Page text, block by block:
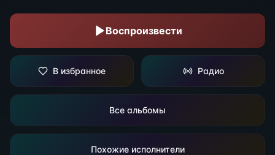
Воспроизвести
В избранное Радио
Все альбомы
Похожие исполнители